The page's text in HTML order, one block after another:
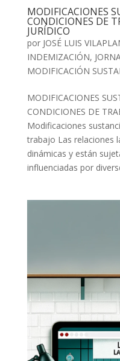
MODIFICACIONES
CONDICIONES DE
JURÍDICO
por JOSÉ LUIS
INDEMIZACIÓN,
MODIFICACIÓN
MODIFICACIONES
CONDICIONES DE
Modificaciones
trabajo Las relaciones
dinámicas y están
influenciadas por